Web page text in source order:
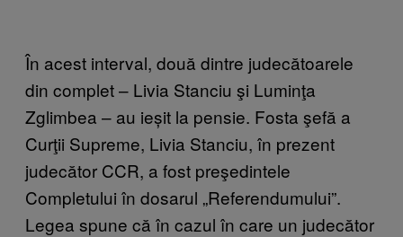
În acest interval, două dintre judecătoarele
din complet – Livia Stanciu şi Luminţa
Zglimbea – au ieșit la pensie. Fosta şefă a
Curţii Supreme, Livia Stanciu, în prezent
judecător CCR, a fost preşedintele
Completului în dosarul „Referendumului”.
Legea spune că în cazul în care un judecător